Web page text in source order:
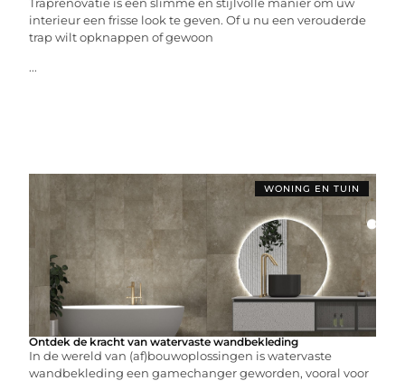
interieur een frisse look te geven. Of u nu een verouderde
trap wilt opknappen of gewoon
...
WONING EN TUIN
Ontdek de kracht van watervaste wandbekleding
In de wereld van (af)bouwoplossingen is watervaste
wandbekleding een gamechanger geworden, vooral voor